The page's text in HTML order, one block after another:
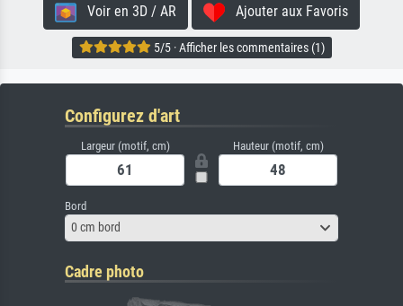
Voir en 3D / AR Ajouter aux Favoris
5/5 · Afficher les commentaires (1)
Configurez d'art
Largeur (motif, cm) Hauteur (motif, cm)
Bord
0 cm bord
Cadre photo